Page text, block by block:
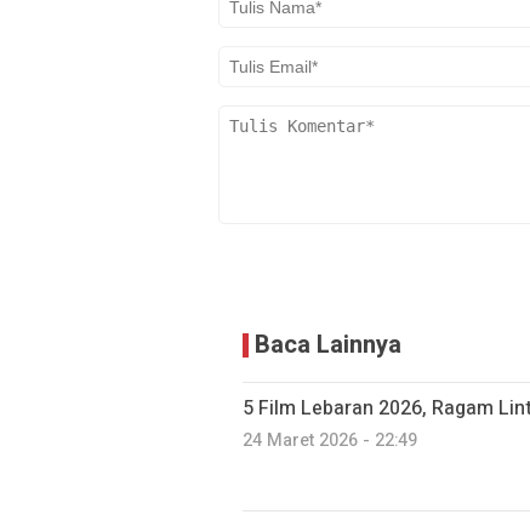
Baca Lainnya
5 Film Lebaran 2026, Ragam
24 Maret 2026 - 22:49